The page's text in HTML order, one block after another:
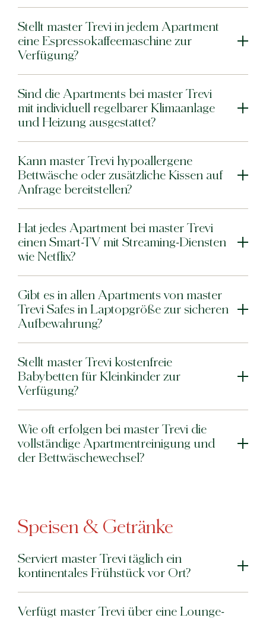
Stellt master Trevi in jedem Apartment
eine Espressokaffeemaschine zur
Verfügung?
Sind die Apartments bei master Trevi
mit individuell regelbarer Klimaanlage
und Heizung ausgestattet?
Kann master Trevi hypoallergene
Bettwäsche oder zusätzliche Kissen auf
Anfrage bereitstellen?
Hat jedes Apartment bei master Trevi
einen Smart-TV mit Streaming-Diensten
wie Netflix?
Gibt es in allen Apartments von master
Trevi Safes in Laptopgröße zur sicheren
Aufbewahrung?
Stellt master Trevi kostenfreie
Babybetten für Kleinkinder zur
Verfügung?
Wie oft erfolgen bei master Trevi die
vollständige Apartmentreinigung und
der Bettwäschewechsel?
Speisen & Getränke
Serviert master Trevi täglich ein
kontinentales Frühstück vor Ort?
Verfügt master Trevi über eine Lounge-